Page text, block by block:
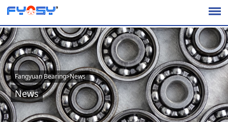
Fangyuan Bearing>News
News